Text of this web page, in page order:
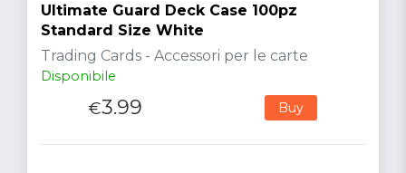
Ultimate Guard Deck Case 100pz
Standard Size White
Trading Cards - Accessori per le carte
Disponibile
€3.99 Buy